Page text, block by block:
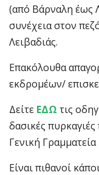
(από Βάρναλη έως
συνέχεια στον
Λειβαδιάς.
Επακόλουθα
εκδρομέων/
Δείτε ΕΔΩ τις
δασικές
Γενική
Είναι πιθανοί